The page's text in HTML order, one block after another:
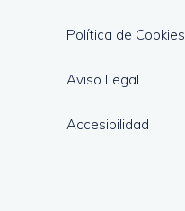
Política de Cookies
Aviso Legal
Accesibilidad